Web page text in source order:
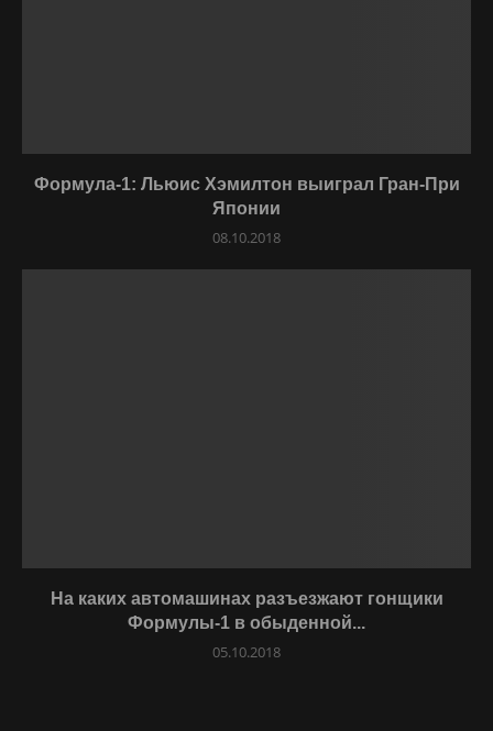
Формула-1: Льюис Хэмилтон выиграл Гран-При
Японии
08.10.2018
На каких автомашинах разъезжают гонщики
Формулы-1 в обыденной...
05.10.2018